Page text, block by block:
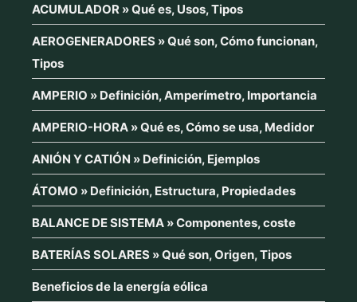
ACUMULADOR » Qué es, Usos, Tipos
AEROGENERADORES » Qué son, Cómo funcionan,
Tipos
AMPERIO » Definición, Amperímetro, Importancia
AMPERIO-HORA » Qué es, Cómo se usa, Medidor
ANIÓN Y CATIÓN » Definición, Ejemplos
ÁTOMO » Definición, Estructura, Propiedades
BALANCE DE SISTEMA » Componentes, coste
BATERÍAS SOLARES » Qué son, Origen, Tipos
Beneficios de la energía eólica